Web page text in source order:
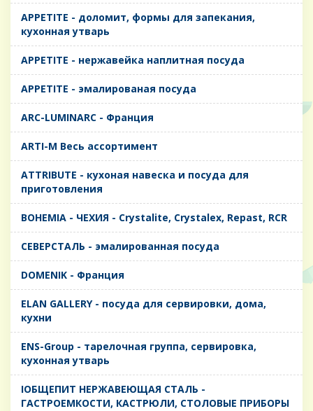
APPETITE - доломит, формы для запекания,
кухонная утварь
APPETITE - нержавейка наплитная посуда
APPETITE - эмалированая посуда
ARC-LUMINARC - Франция
ARTI-M Весь ассортимент
ATTRIBUTE - кухоная навеска и посуда для
приготовления
BOHEMIA - ЧЕХИЯ - Crystalite, Crystalex, Repast, RCR
CЕВЕРСТАЛЬ - эмалированная посуда
DOMENIK - Франция
ELAN GALLERY - посуда для сервировки, дома,
кухни
ENS-Group - тарелочная группа, сервировка,
кухонная утварь
IОБЩЕПИТ НЕРЖАВЕЮЩАЯ СТАЛЬ -
ГАСТРОЕМКОСТИ, КАСТРЮЛИ, СТОЛОВЫЕ ПРИБОРЫ